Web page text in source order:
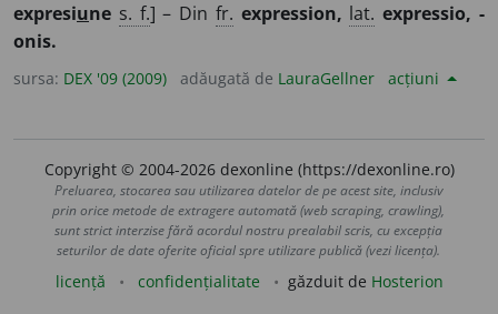
expresiune s. f.] – Din fr. expression, lat. expressio, -
onis.
sursa: DEX '09 (2009) adăugată de LauraGellner acțiuni
Copyright © 2004-2026 dexonline (https://dexonline.ro)
Preluarea, stocarea sau utilizarea datelor de pe acest site, inclusiv
prin orice metode de extragere automată (web scraping, crawling),
sunt strict interzise fără acordul nostru prealabil scris, cu excepția
seturilor de date oferite oficial spre utilizare publică (vezi licența).
licență confidențialitate găzduit de Hosterion